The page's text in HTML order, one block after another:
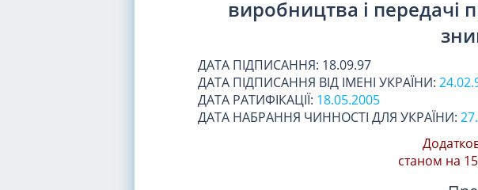
виробництва і передачі
ДАТА ПІДПИСАННЯ: 18.09.97
ДАТА ПІДПИСАННЯ ВІД ІМЕНІ УКРАЇНИ:
ДАТА РАТИФІКАЦІЇ: 18.05.2005
ДАТА НАБРАННЯ ЧИННОСТІ ДЛЯ УКРАЇНИ:
станом на